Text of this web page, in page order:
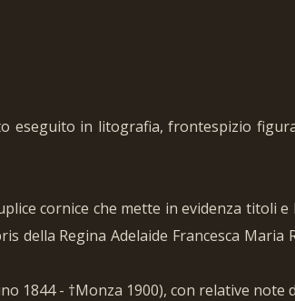
eseguito in litografia, frontespizio
cornice che mette in evidenza titoli
Regina Adelaide Francesca Maria
1844 - †Monza 1900), con relative note